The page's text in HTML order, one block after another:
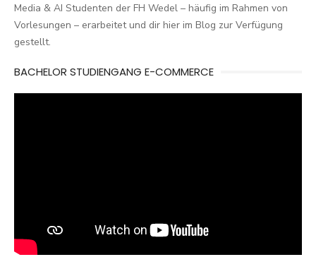
Media & AI Studenten der FH Wedel – häufig im Rahmen von
Vorlesungen – erarbeitet und dir hier im Blog zur Verfügung
gestellt.
BACHELOR STUDIENGANG E-COMMERCE